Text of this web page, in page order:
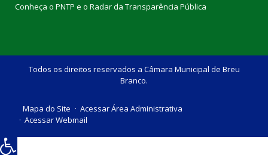
Conheça o PNTP e o Radar da Transparência Pública
Todos os direitos reservados a Câmara Municipal de Breu
Branco.
Mapa do Site
Acessar Área Administrativa
Acessar Webmail